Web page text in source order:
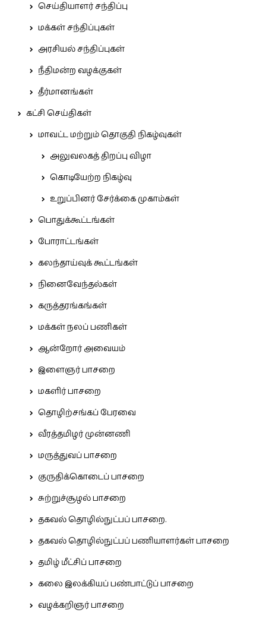
செய்தியாளர் சந்திப்பு
மக்கள் சந்திப்புகள்
அரசியல் சந்திப்புகள்
நீதிமன்ற வழக்குகள்
தீர்மானங்கள்
கட்சி செய்திகள்
மாவட்ட மற்றும் தொகுதி நிகழ்வுகள்
அலுவலகத் திறப்பு விழா
கொடியேற்ற நிகழ்வு
உறுப்பினர் சேர்க்கை முகாம்கள்
பொதுக்கூட்டங்கள்
போராட்டங்கள்
கலந்தாய்வுக் கூட்டங்கள்
நினைவேந்தல்கள்
கருத்தரங்கங்கள்
மக்கள் நலப் பணிகள்
ஆன்றோர் அவையம்
இளைஞர் பாசறை
மகளிர் பாசறை
தொழிற்சங்கப் பேரவை
வீரத்தமிழர் முன்னணி
மருத்துவப் பாசறை
குருதிக்கொடைப் பாசறை
சுற்றுச்சூழல் பாசறை
தகவல் தொழில்நுட்பப் பாசறை.
தகவல் தொழில்நுட்பப் பணியாளர்கள் பாசறை
தமிழ் மீட்சிப் பாசறை
கலை இலக்கியப் பண்பாட்டுப் பாசறை
வழக்கறிஞர் பாசறை